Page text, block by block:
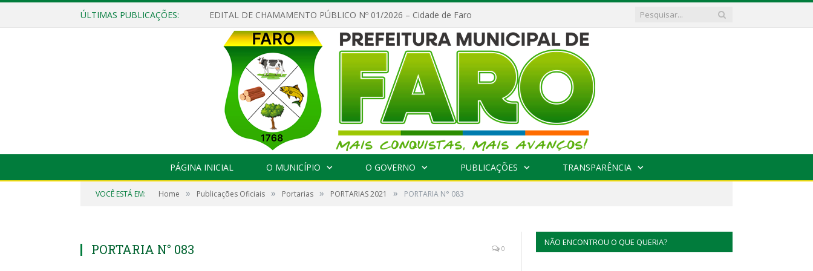
ÚLTIMAS PUBLICAÇÕES: EDITAL DE CHAMAMENTO PÚBLICO Nº 01/2026 – Cidade de Faro
PÁGINA INICIAL O MUNICÍPIO O GOVERNO PUBLICAÇÕES TRANSPARÊNCIA
VOCÊ ESTÁ EM: Home » Publicações Oficiais » Portarias » PORTARIAS 2021 » PORTARIA N° 083
PORTARIA N° 083 0
NÃO ENCONTROU O QUE QUERIA?